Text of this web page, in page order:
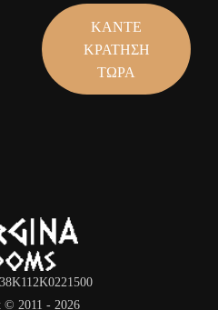
ΚΑΝΤΕ
ΚΡΑΤΗΣΗ
ΤΩΡΑ
© 2011 - 2026